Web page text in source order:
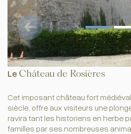
LeChâteau de Rosières
Cet imposant château fort
siècle, offre aux visiteurs une
ravira tant les historiens en herbe
familles par ses nombreuses